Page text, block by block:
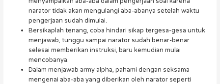
narator tidak akan mengulangi aba-abanya setelah waktu
pengerjaan sudah dimulai.
Bersikaplah tenang, coba hindari sikap tergesa-gesa untuk
menjawab, tunggu sampai narator sudah benar-benar
selesai memberikan instruksi, baru kemudian mulai
mencobanya.
Dalam menjawab army alpha, pahami dengan seksama
mengenai aba-aba yang diberikan oleh narator seperti